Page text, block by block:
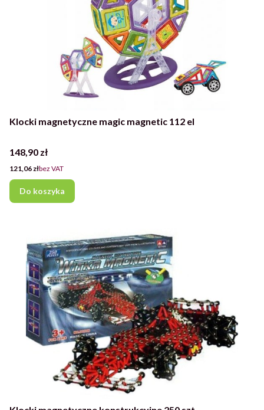
Klocki magnetyczne magic magnetic 112 el
Cena
148,90 zł
Cena
121,06 złbez VAT
Do koszyka